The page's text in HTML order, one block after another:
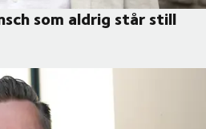
som aldrig står still
aldrig står still